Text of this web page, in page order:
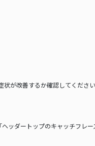
が改善するか確認してください
ッダートップのキャッチフレ